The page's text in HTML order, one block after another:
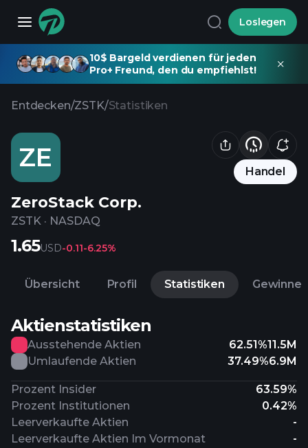
Loslegen
10$ Bargeld verdienen für jeden
Pro+ Freund, den du empfiehlst!
Entdecken/ZSTK/Statistiken
ZE Handel
ZeroStack Corp.
ZSTK · NASDAQ
1.65USD-0.11-6.25%
Übersicht Profil Statistiken Gewinne
Aktienstatistiken
Ausstehende Aktien 62.51%11.5M
Umlaufende Aktien
37.49%6.9M
Prozent Insider
63.59%
Prozent Institutionen
0.42%
Leerverkaufte Aktien
-
Leerverkaufte Aktien Im Vormonat
-